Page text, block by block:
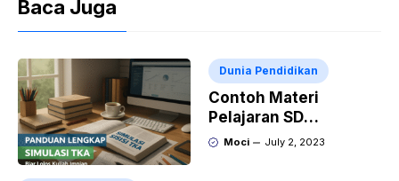
Baca Juga
Dunia Pendidikan
Contoh Materi
Pelajaran SD
Membaca dan Menulis
Moci July 2, 2023